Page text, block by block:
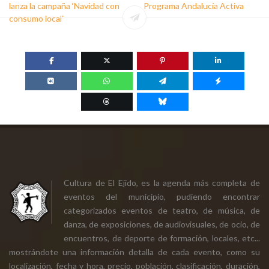
lanza la campaña ‘Navidad con
consumo local’
Programa Andalucía Activa
Cultura de El Ejido, es la agenda más completa de
eventos del municipio, pudiendo encontrar
categorizados eventos de teatro, de música, de
danza, de exposiciones, de audiovisuales, de ocio, de
encuentros, de deporte de formación, locales, etc...
mostrándote una información detalla de cada evento, como su
localización, fecha y hora, precio, población, clasificación, duración,